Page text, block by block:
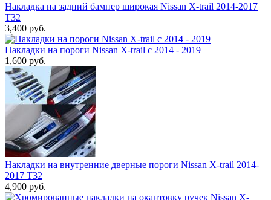
Накладка на задний бампер широкая Nissan X-trail 2014-2017
T32
3,400 руб.
Накладки на пороги Nissan X-trail c 2014 - 2019
1,600 руб.
Накладки на внутренние дверные пороги Nissan X-trail 2014-
2017 T32
4,900 руб.